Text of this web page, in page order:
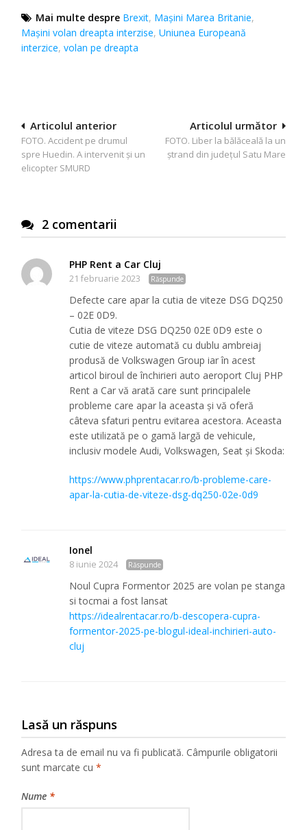
Mai multe despre Brexit, Mașini Marea Britanie,
Mașini volan dreapta interzise,Uniunea Europeană
interzice,volan pe dreapta
Navigare
în
articole
Articolul următor
FOTO. Liber la bălăceală la un
ștrand din județul Satu Mare
Articolul anterior
FOTO. Accident pe drumul
spre Huedin. A intervenit și un
elicopter SMURD
2 comentarii
PHP Rent a Car Cluj
21 februarie 2023 Răspunde
Defecte care apar la cutia de viteze DSG DQ250
– 02E 0D9.
Cutia de viteze DSG DQ250 02E 0D9 este o
cutie de viteze automată cu dublu ambreiaj
produsă de Volkswagen Group iar în acest
articol biroul de închirieri auto aeroport Cluj PHP
Rent a Car vă arată care sunt principalele
probleme care apar la aceasta și vă oferă
câteva sfaturi pentru evitarea acestora. Aceasta
este utilizată pe o gamă largă de vehicule,
inclusiv modele Audi, Volkswagen, Seat și Skoda:
https://www.phprentacar.ro/b-probleme-care-
apar-la-cutia-de-viteze-dsg-dq250-02e-0d9
Ionel
8 iunie 2024 Răspunde
Noul Cupra Formentor 2025 are volan pe stanga
si tocmai a fost lansat
https://idealrentacar.ro/b-descopera-cupra-
formentor-2025-pe-blogul-ideal-inchirieri-auto-
cluj
Lasă un răspuns
Adresa ta de email nu va fi publicată. Câmpurile obligatorii
sunt marcate cu*
Nume *